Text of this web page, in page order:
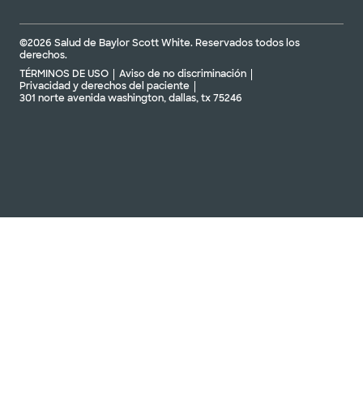
©2026 Salud de Baylor Scott White. Reservados todos los
derechos.
TÉRMINOS DE USO
Aviso de no discriminación
Privacidad y derechos del paciente
301 norte avenida washington, dallas, tx 75246